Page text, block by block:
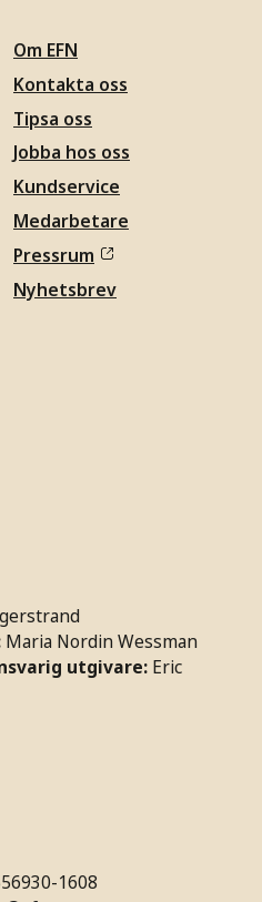
Om EFN
Kontakta oss
Tipsa oss
Jobba hos oss
Kundservice
Medarbetare
Pressrum
Nyhetsbrev
Maria Nordin Wessman
utgivare: Eric
1608